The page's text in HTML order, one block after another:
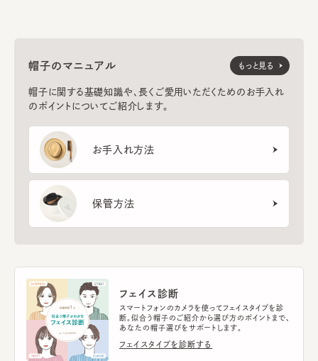
帽子のマニュアル
帽子に関する基礎知識や、長くご愛用いただくためのお手入れ
のポイントについてご紹介します。
お手入れ方法
保管方法
もっと見る
フェイス診断
スマートフォンのカメラを使ってフェイスタイプを診
断。似合う帽子のご紹介から選び方のポイントまで、
あなたの帽子選びをサポートします。
フェイスタイプを診断する